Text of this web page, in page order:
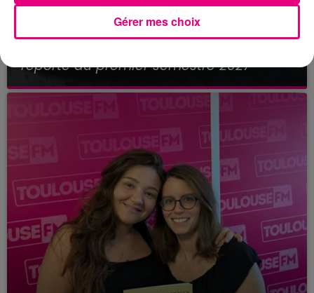
21 juillet 2026
reporté au premier semestre 2027
Gérer mes choix